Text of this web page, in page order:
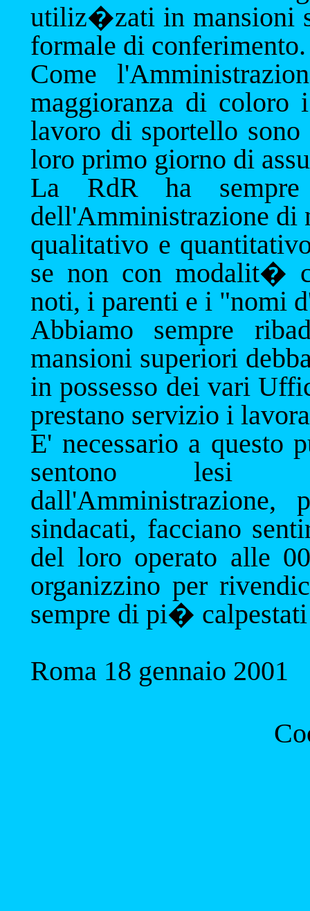
utiliz�zati in mansioni
formale di conferimento.
Come
maggioranza di coloro
lavoro di sportello
loro primo giorno di
La RdR ha sempre
dell'Amministrazione
qualitativo e
se non con modalit�
noti, i parenti e i "nomi
Abbiamo sempre
mansioni superiori
in possesso dei vari
prestano servizio i
E' necessario a questo
sentono lesi
dall'Amministrazione,
sindacati, facciano
del loro operato alle
organizzino per
sempre di pi� calpestati
Roma 18 gennaio 2001